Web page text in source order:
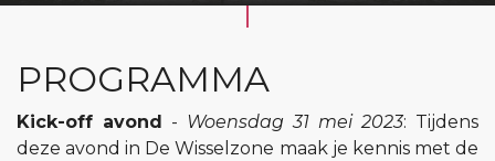
PROGRAMMA
Kick-off avond - Woensdag 31 mei 2023: Tijdens
deze avond in De Wisselzone maak je kennis met de